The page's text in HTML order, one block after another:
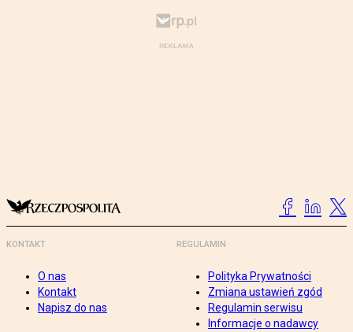
KONTAKT
O nas
Kontakt
Napisz do nas
REGULAMIN
Polityka Prywatności
Zmiana ustawień zgód
Regulamin serwisu
Informacje o nadawcy